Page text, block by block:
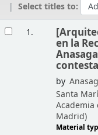
Select titles to:
1.
en la
by
Santa
Academia
Madrid)
Material